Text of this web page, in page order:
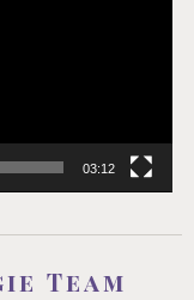
03:12
Team